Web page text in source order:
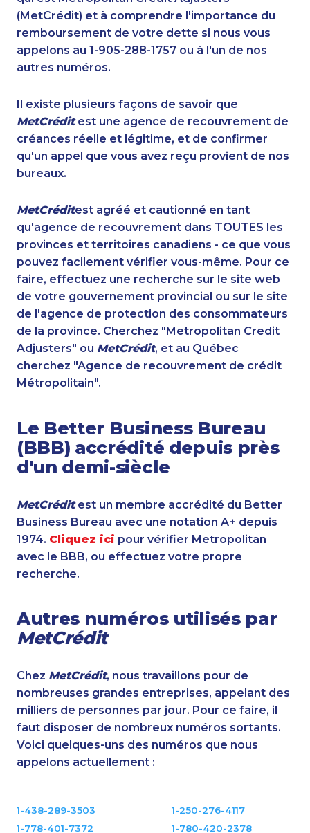
(MetCrédit) et à comprendre l'importance du
remboursement de votre dette si nous vous
appelons au 1-905-288-1757 ou à l'un de nos
autres numéros.
Il existe plusieurs façons de savoir que
MetCréditest une agence de recouvrement de
créances réelle et légitime, et de confirmer
qu'un appel que vous avez reçu provient de nos
bureaux.
MetCréditest agréé et cautionné en tant
qu'agence de recouvrement dans TOUTES les
provinces et territoires canadiens - ce que vous
pouvez facilement vérifier vous-même. Pour ce
faire, effectuez une recherche sur le site web
de votre gouvernement provincial ou sur le site
de l'agence de protection des consommateurs
de la province. Cherchez "Metropolitan Credit
Adjusters" ou MetCrédit, et au Québec
cherchez "Agence de recouvrement de crédit
Métropolitain".
Le Better Business Bureau
(BBB) accrédité depuis près
d'un demi-siècle
MetCréditest un membre accrédité du Better
Business Bureau avec une notation A+ depuis
1974. Cliquez ici pour vérifier Metropolitan
avec le BBB, ou effectuez votre propre
recherche.
Autres numéros utilisés par
MetCrédit
Chez MetCrédit, nous travaillons pour de
nombreuses grandes entreprises, appelant des
milliers de personnes par jour. Pour ce faire, il
faut disposer de nombreux numéros sortants.
Voici quelques-uns des numéros que nous
appelons actuellement :
1-438-289-3503
1-250-276-4117
1-778-401-7372
1-780-420-2378